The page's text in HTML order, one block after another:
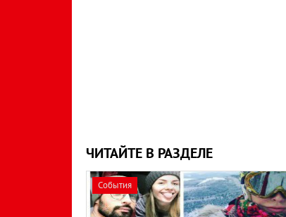
ЧИТАЙТЕ В РАЗДЕЛЕ
События